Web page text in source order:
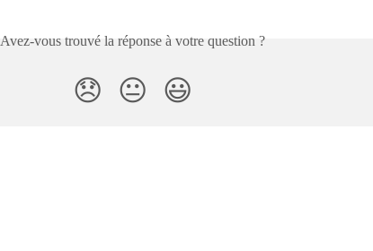
Avez-vous trouvé la réponse à votre question ?
😞 😐 😃